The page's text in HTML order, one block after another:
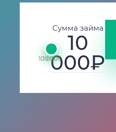
1 000
100 000
Сумма займа
10
000₽